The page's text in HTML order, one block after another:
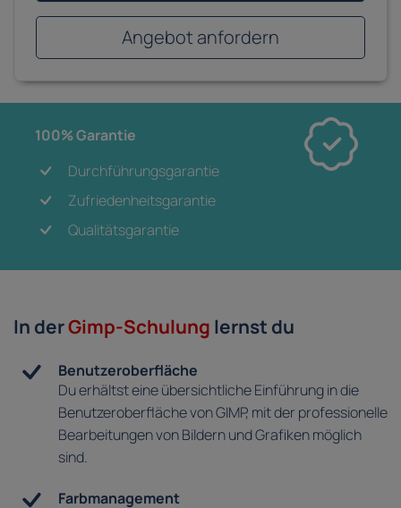
In derGimp-Schulung lernst du
Benutzeroberfläche
Du erhältst eine übersichtliche Einführung in die
Benutzeroberfläche von GIMP, mit der professionelle
Bearbeitungen von Bildern und Grafiken möglich
sind.
Farbmanagement
Angebot anfordern
100% Garantie
Durchführungsgarantie
Zufriedenheitsgarantie
Qualitätsgarantie